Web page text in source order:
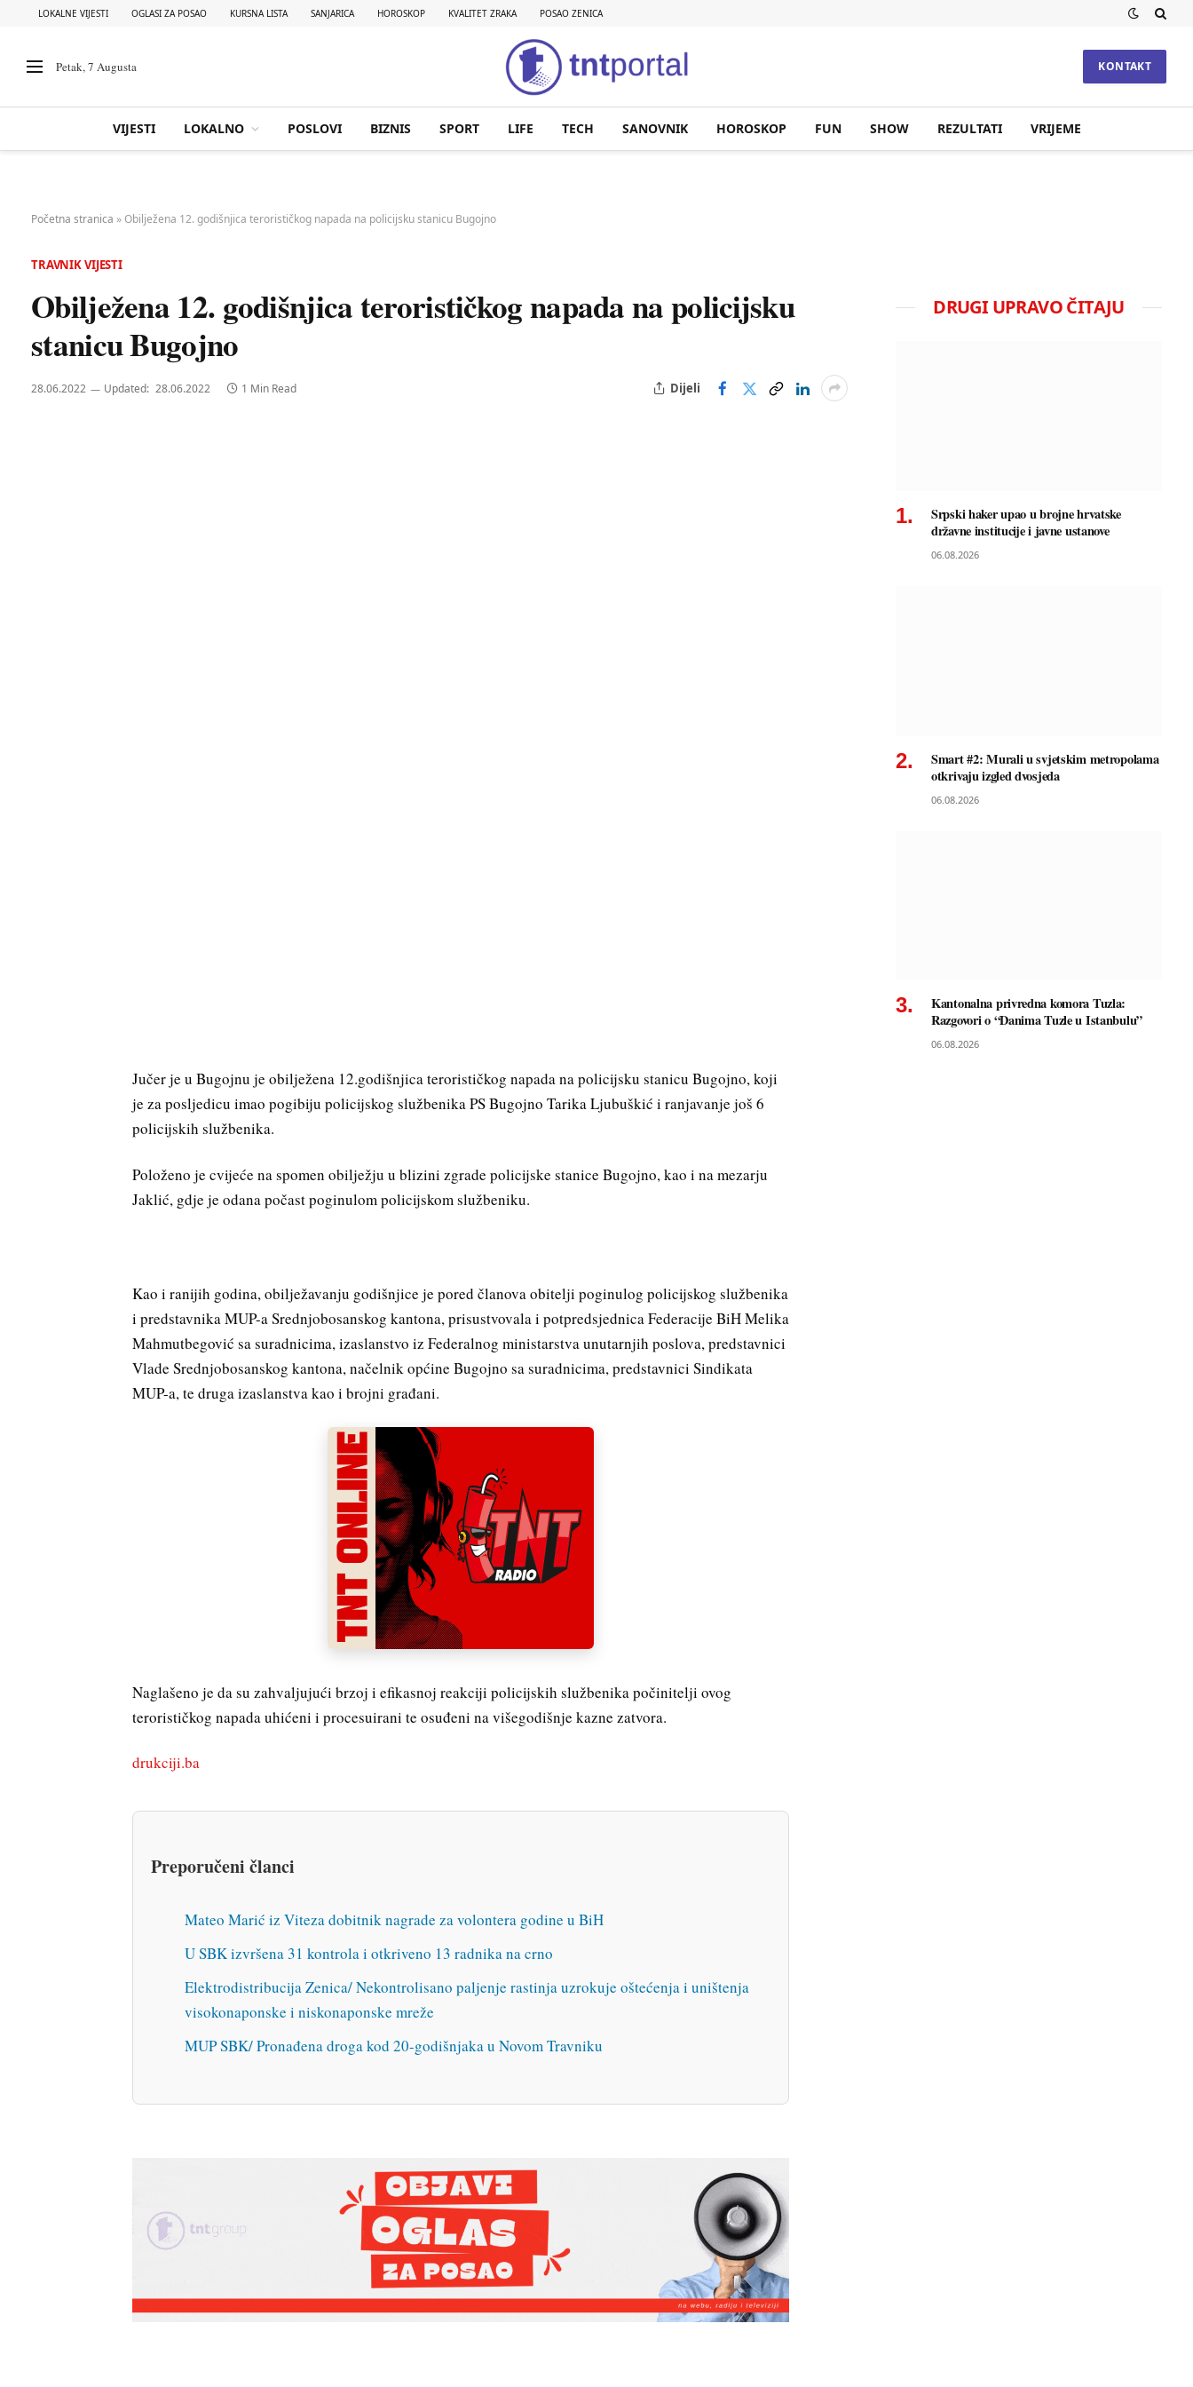
LOKALNE VIJESTI OGLASI ZA POSAO KURSNA LISTA SANJARICA HOROSKOP KVALITET ZRAKA POSAO ZENICA
Petak, 7 Augusta KONTAKT
VIJESTI LOKALNO POSLOVI BIZNIS SPORT LIFE TECH SANOVNIK HOROSKOP FUN SHOW REZULTATI VRIJEME
Početna stranica »Obilježena 12. godišnjica terorističkog napada na policijsku stanicu Bugojno
TRAVNIK VIJESTI
Obilježena 12. godišnjica terorističkog napada na policijsku
stanicu Bugojno
28.06.2022 Updated: 28.06.2022 1 Min Read Dijeli
Jučer je u Bugojnu je obilježena 12.godišnjica terorističkog napada na policijsku stanicu Bugojno, koji
je za posljedicu imao pogibiju policijskog službenika PS Bugojno Tarika Ljubuškić i ranjavanje još 6
policijskih službenika.
Položeno je cvijeće na spomen obilježju u blizini zgrade policijske stanice Bugojno, kao i na mezarju
Jaklić, gdje je odana počast poginulom policijskom službeniku.
Kao i ranijih godina, obilježavanju godišnjice je pored članova obitelji poginulog policijskog službenika
i predstavnika MUP-a Srednjobosanskog kantona, prisustvovala i potpredsjednica Federacije BiH Melika
Mahmutbegović sa suradnicima, izaslanstvo iz Federalnog ministarstva unutarnjih poslova, predstavnici
Vlade Srednjobosanskog kantona, načelnik općine Bugojno sa suradnicima, predstavnici Sindikata
MUP-a, te druga izaslanstva kao i brojni građani.
Naglašeno je da su zahvaljujući brzoj i efikasnoj reakciji policijskih službenika počinitelji ovog
terorističkog napada uhićeni i procesuirani te osuđeni na višegodišnje kazne zatvora.
drukciji.ba
Preporučeni članci
Mateo Marić iz Viteza dobitnik nagrade za volontera godine u BiH
U SBK izvršena 31 kontrola i otkriveno 13 radnika na crno
Elektrodistribucija Zenica/ Nekontrolisano paljenje rastinja uzrokuje oštećenja i uništenja
visokonaponske i niskonaponske mreže
MUP SBK/ Pronađena droga kod 20-godišnjaka u Novom Travniku
DRUGI UPRAVO ČITAJU
Srpski haker upao u brojne hrvatske
državne institucije i javne ustanove
06.08.2026
Smart #2: Murali u svjetskim metropolama
otkrivaju izgled dvosjeda
06.08.2026
Kantonalna privredna komora Tuzla:
Razgovori o “Danima Tuzle u Istanbulu”
06.08.2026